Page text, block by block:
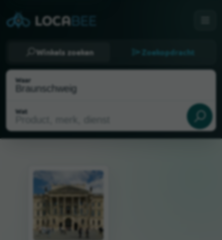
Winkels zoeken Zoekopdracht
Waar
Wat
Mijn locatie selecteren